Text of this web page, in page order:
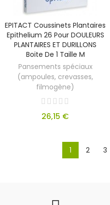
EPITACT Coussinets Plantaires
Epithelium 26 Pour DOULEURS
PLANTAIRES ET DURILLONS
Boite De 1 Taille M
Pansements spéciaux
(ampoules, crevasses,
filmogène)
26,15 €
1 2 3